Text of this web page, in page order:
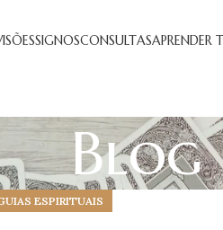
SIGNOSCONSULTASAPRENDER
Blog
ESPIRITUAIS